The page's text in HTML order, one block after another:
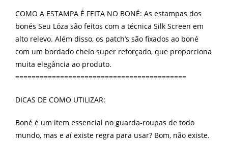
COMO A ESTAMPA É FEITA NO BONÉ: As estampas dos
bonés Seu Lóza são feitos com a técnica Silk Screen em
alto relevo. Além disso, os patch’s são fixados ao boné
com um bordado cheio super reforçado, que proporciona
muita elegância ao produto.
==========================================
DICAS DE COMO UTILIZAR:
Boné é um item essencial no guarda-roupas de todo
mundo, mas e aí existe regra para usar? Bom, não existe.